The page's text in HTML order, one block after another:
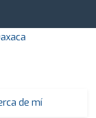
de mí